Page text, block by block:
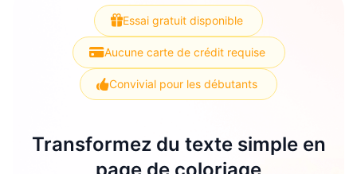
Essai gratuit disponible
Aucune carte de crédit requise
Convivial pour les débutants
Transformez du texte simple en